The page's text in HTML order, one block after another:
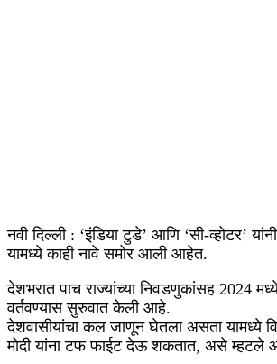
नवी दिल्ली : ‘इंडिया टुडे’ आणि ‘सी-व्होटर’
यामध्ये काही नावे समोर आली आहेत.
देशभरात पाच राज्यांच्या निवडणुकांसह 2024
वर्तवण्यास सुरुवात केली आहे.
देशवासीयांचा कल जाणून घेतला असता यामध्ये
मोदी यांना टफ फाईट देऊ शकतात, असे म्हटले